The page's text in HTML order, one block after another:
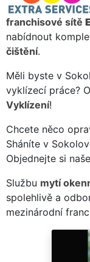
franchisové sítě
nabídnout
čištění.
Měli byste v
vyklízecí práce?
Vyklízení!
Chcete něco
Sháníte v
Objednejte si naše
Službu mytí
spolehlivě a
mezinárodní